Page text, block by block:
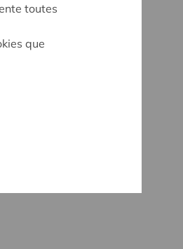
toutes
que